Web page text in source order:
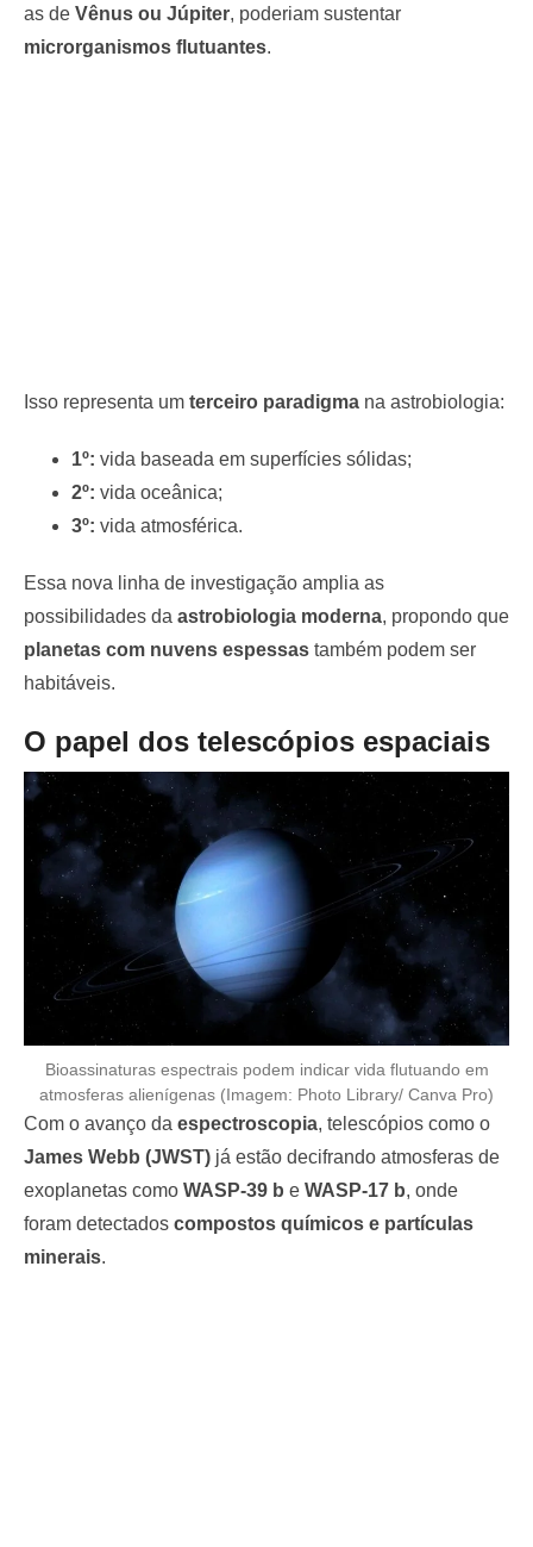
as de Vênus ou Júpiter, poderiam sustentar
microrganismos flutuantes.
Isso representa um terceiro paradigma na astrobiologia:
1º: vida baseada em superfícies sólidas;
2º: vida oceânica;
3º: vida atmosférica.
Essa nova linha de investigação amplia as
possibilidades da astrobiologia moderna, propondo que
planetas com nuvens espessas também podem ser
habitáveis.
O papel dos telescópios espaciais
Bioassinaturas espectrais podem indicar vida flutuando em
atmosferas alienígenas (Imagem: Photo Library/ Canva Pro)
Com o avanço da espectroscopia, telescópios como o
James Webb (JWST) já estão decifrando atmosferas de
exoplanetas como WASP-39 b e WASP-17 b, onde
foram detectados compostos químicos e partículas
minerais.